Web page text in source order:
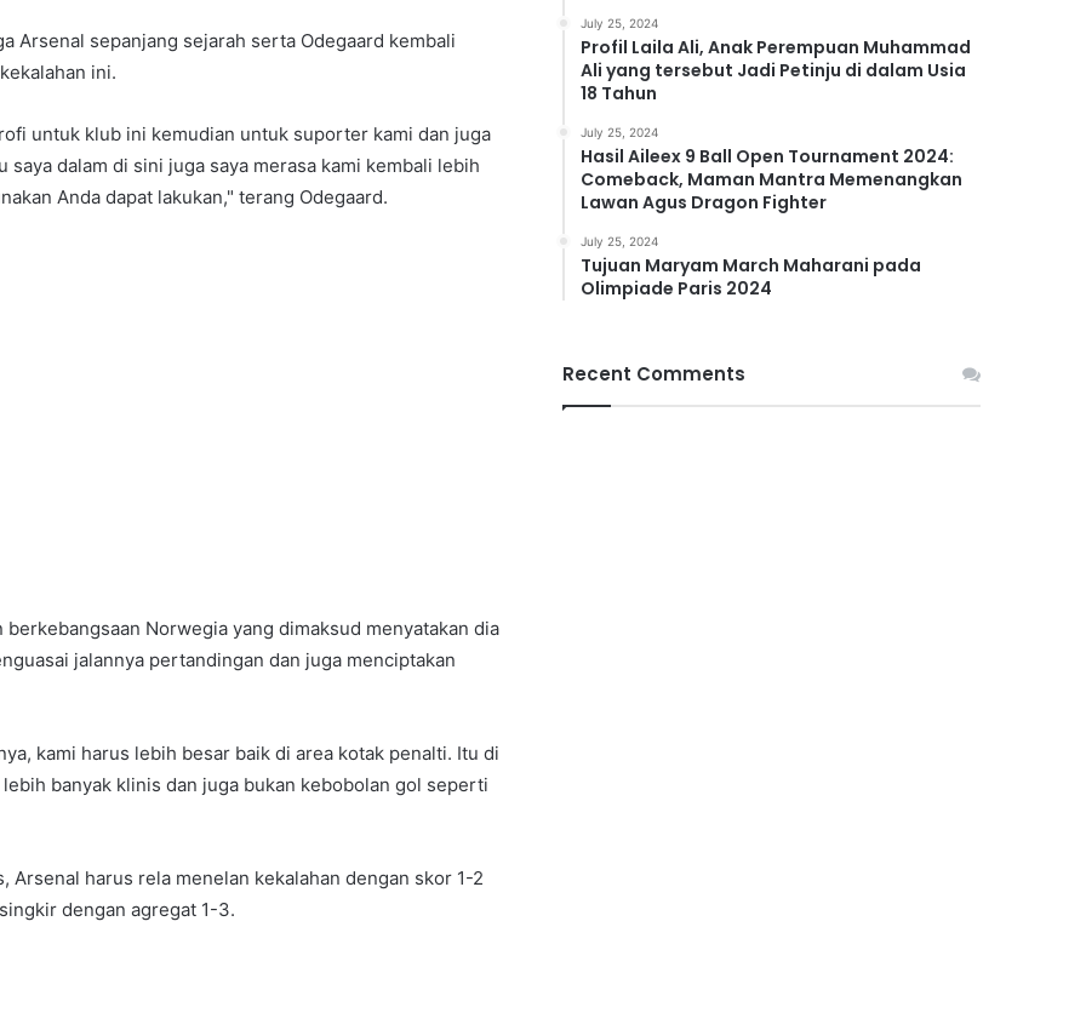
Arsenal sepanjang sejarah serta Odegaard kembali
ini.
untuk klub ini kemudian untuk suporter kami dan juga
dalam di sini juga saya merasa kami kembali lebih
Anda dapat lakukan," terang Odegaard.
Norwegia yang dimaksud menyatakan dia
jalannya pertandingan dan juga menciptakan
kami harus lebih besar baik di area kotak penalti. Itu di
banyak klinis dan juga bukan kebobolan gol seperti
harus rela menelan kekalahan dengan skor 1-2
dengan agregat 1-3.
July 25, 2024
Profil Laila Ali, Anak Perempuan Muhammad
Ali yang tersebut Jadi Petinju di dalam Usia
18 Tahun
July 25, 2024
Hasil Aileex 9 Ball Open Tournament 2024:
Comeback, Maman Mantra Memenangkan
Lawan Agus Dragon Fighter
July 25, 2024
Tujuan Maryam March Maharani pada
Olimpiade Paris 2024
Recent Comments